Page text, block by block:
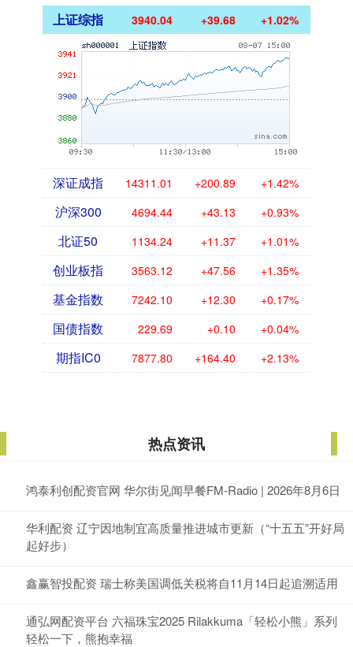
上证综指 3940.04 +39.68 +1.02%
深证成指 14311.01 +200.89 +1.42%
沪深300 4694.44 +43.13 +0.93%
北证50 1134.24 +11.37 +1.01%
创业板指 3563.12 +47.56 +1.35%
基金指数 7242.10 +12.30 +0.17%
国债指数 229.69 +0.10 +0.04%
期指IC0 7877.80 +164.40 +2.13%
热点资讯
鸿泰利创配资官网 华尔街见闻早餐FM-Radio | 2026年8月6日
华利配资 辽宁因地制宜高质量推进城市更新（“十五五”开好局
起好步）
鑫赢智投配资 瑞士称美国调低关税将自11月14日起追溯适用
通弘网配资平台 六福珠宝2025 Rilakkuma「轻松小熊」系列
轻松一下，熊抱幸福